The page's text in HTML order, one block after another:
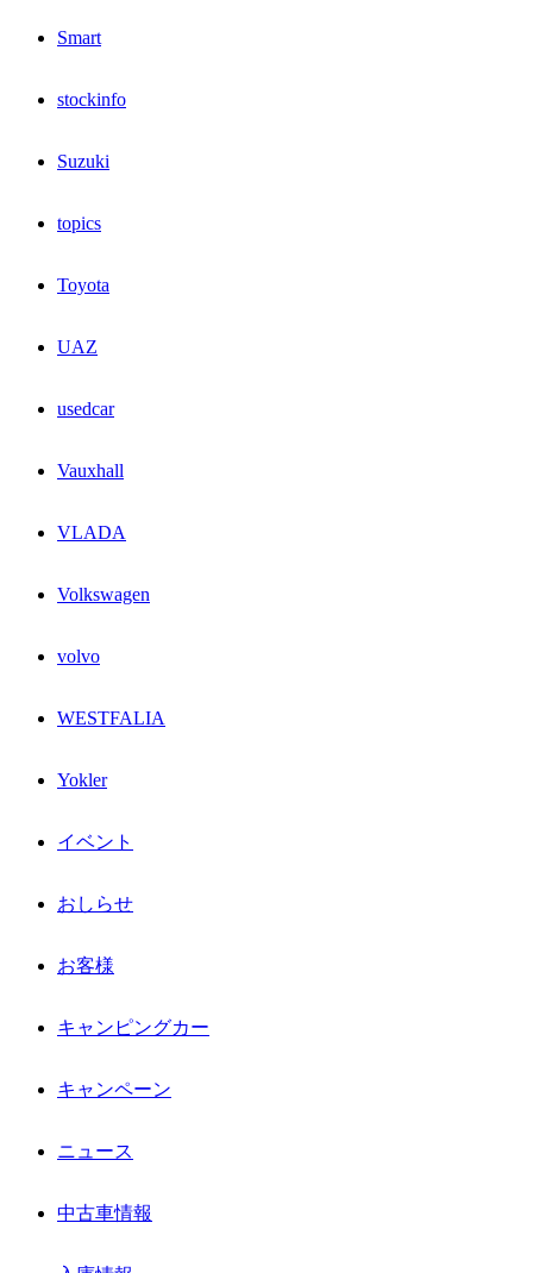
Smart
stockinfo
Suzuki
topics
Toyota
UAZ
usedcar
Vauxhall
VLADA
Volkswagen
volvo
WESTFALIA
Yokler
イベント
おしらせ
お客様
キャンピングカー
キャンペーン
ニュース
中古車情報